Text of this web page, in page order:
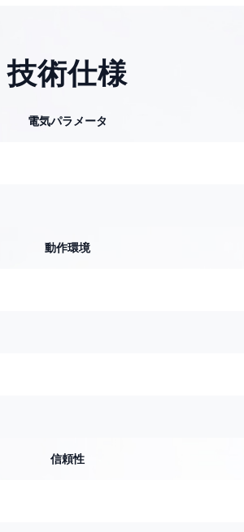
技術仕様
電気パラメータ
動作環境
信頼性